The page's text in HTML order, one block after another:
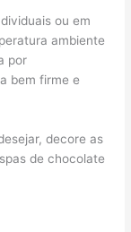
ou em
ambiente
por
bem firme e
decore as
de chocolate